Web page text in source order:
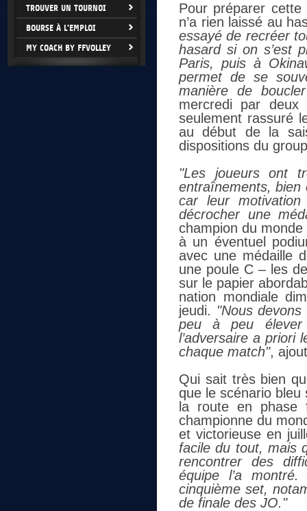
TROUVER UN TOURNOI
BOURSE À L'EMPLOI
MY COACH BY FFVOLLEY
Pour préparer
n’a rien laissé au
essayé de recréer
hasard si on s’est
Paris, puis à
permet de se
manière de
mercredi par
seulement rassuré
au début de la
dispositions du
"Les joueurs ont
entraînements, bien
car leur
décrocher une
champion du
à un éventuel
avec une médaille
une poule C – les
sur le papier
nation mondiale
jeudi. "Nous
peu à peu élever
l’adversaire a priori
chaque match",
Qui sait très bien
que le scénario bleu
la route en phase
championne du
et victorieuse en
facile du tout, mais
rencontrer des
équipe l’a
cinquième set,
de finale des JO."